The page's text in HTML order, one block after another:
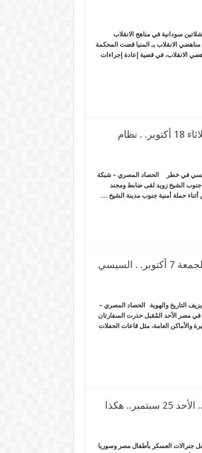
. الخميس 20 أكتوبر. . حلايب وشلاتين سودانية في مناهج الانقلاب
– شبكة المرصد الإخبارية *السجن المشدد 7 سنوات لـ4 من مناهضي الانقلاب بـ المنيا قضت المحكمة
بمحافظة أسيوط، الخميس، بالسجن المشدد لـ4 من مناهضي الانقلاب، في قضية إعادة إجراءات
تعويم الجنيه سيتم خلال أيام يتبعه إلغاء الدعم. . الثلاثاء 18 أكتوبر. . نظام
الدعم. . الثلاثاء 18 أكتوبر. . نظام السيسي في خطر الحصاد المصري – شبكة
فى استهداف مدرعة جنوب الشيخ زويد لقى ضابط ومجند
مخاطر اقتصادية ينتظرها المصريون هذا الشهر. . الجمعة 7 أكتوبر. . السيسي
الشهر. . الجمعة 7 أكتوبر. . السيسي يزيف التاريخ والهوية الحصاد المصري –
في مصر الأحد المُقبل حذرت السفارتان
والأماكن العامة، مثل قاعات الحفلات
احتجاز ضباط بزعم “تبني أفكار معارضة للسيسي”.. الأحد 25 سبتمبر.. هكذا
للسيسي”.. الأحد 25 سبتمبر.. هكذا فعل جنرالات العسكر بأطفال مصر وسوريا